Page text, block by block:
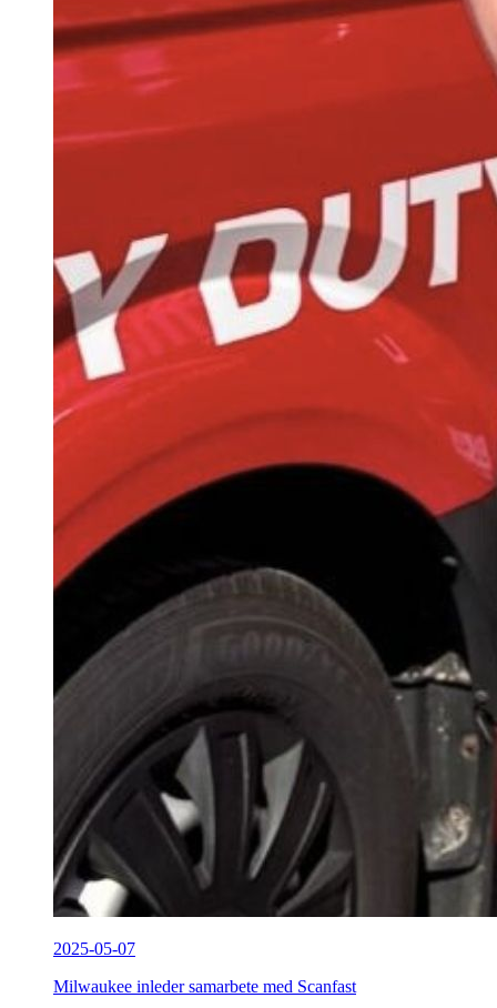
2025-05-07
Milwaukee inleder samarbete med Scanfast